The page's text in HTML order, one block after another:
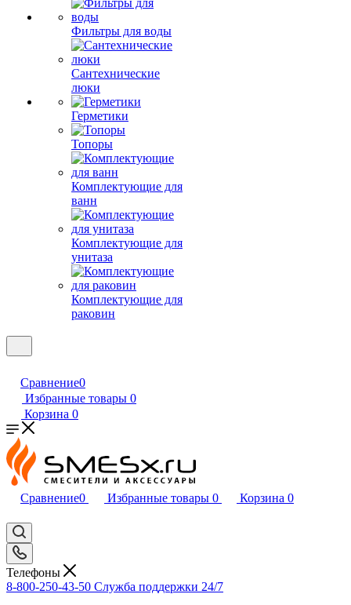
Фильтры для воды
Сантехнические
люки
Герметики
Топоры
Комплектующие для
ванн
Комплектующие для
унитаза
Комплектующие для
раковин
Сравнение0
Избранные товары 0
Корзина 0
Сравнение0 Избранные товары 0 Корзина 0
Телефоны
8-800-250-43-50 Служба поддержки 24/7